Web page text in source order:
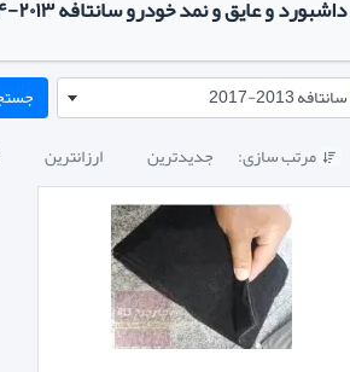
داشبورد و عایق و نمد خودرو سانتافه ۲۰۱۳-۲۰۱۴-۲۰۱۵-۲۰۱۶-۲۰۱۷
سانتافه 2013-2017
 مرتب سازی: جدیدترین ارزانترین